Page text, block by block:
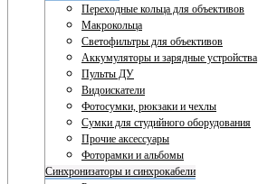
Переходные кольца для объективов
Макрокольца
Светофильтры для объективов
Аккумуляторы и зарядные устройства
Пульты ДУ
Видоискатели
Фотосумки, рюкзаки и чехлы
Сумки для студийного оборудования
Прочие аксессуары
Фоторамки и альбомы
Синхронизаторы и синхрокабели